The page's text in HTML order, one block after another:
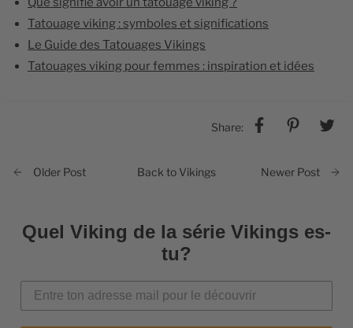
Tatouage viking : symboles et significations
Le Guide des Tatouages Vikings
Tatouages viking pour femmes : inspiration et idées
Share:
Older Post Back to Vikings Newer Post
Quel Viking de la série Vikings es-
tu?